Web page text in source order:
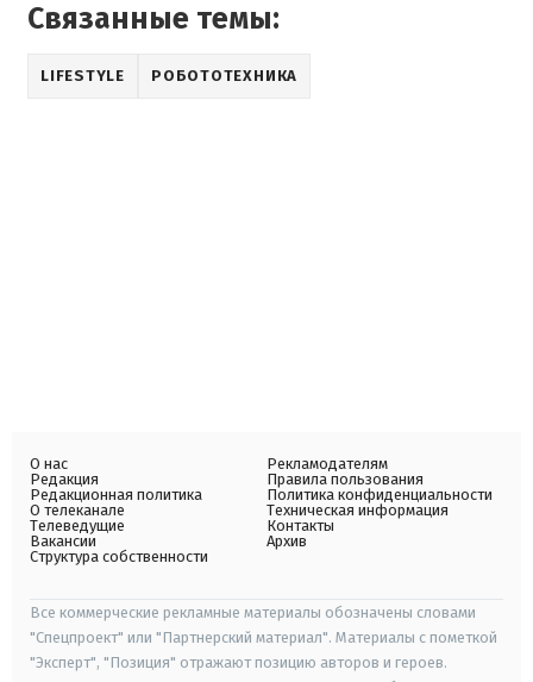
Связанные темы:
LIFESTYLE РОБОТОТЕХНИКА
О нас
Редакция
Редакционная политика
О телеканале
Телеведущие
Вакансии
Структура собственности
Рекламодателям
Правила пользования
Политика конфиденциальности
Техническая информация
Контакты
Архив
Все коммерческие рекламные материалы обозначены словами
"Спецпроект" или "Партнерский материал". Материалы с пометкой
"Эксперт", "Позиция" отражают позицию авторов и героев.